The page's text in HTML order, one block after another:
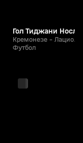
Гол Тиджани
Кремонезе - Лацио.
Футбол